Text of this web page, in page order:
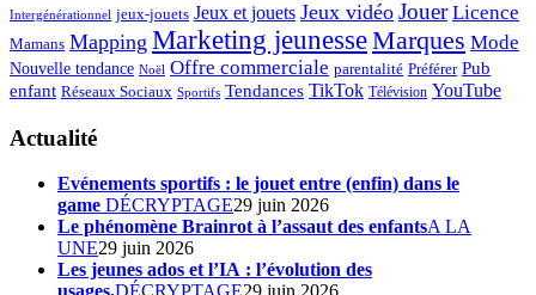
Intergénérationnel jeux-jouets Jeux et jouets Jeux vidéo Jouer Licence
Mamans Mapping Marketing jeunesseMarques Mode
Nouvelle tendance Noël Offre commerciale parentalité Préférer Pub
enfant Réseaux Sociaux Sportifs Tendances TikTok Télévision YouTube
Actualité
Evénements sportifs : le jouet entre (enfin) dans le
game DÉCRYPTAGE29 juin 2026
Le phénomène Brainrot à l’assaut des enfantsA LA
UNE29 juin 2026
Les jeunes ados et l’IA : l’évolution des